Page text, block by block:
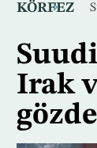
KÖRFEZ
Irak